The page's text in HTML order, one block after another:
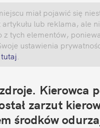
miał pojawić się
artykułu lub reklama, ale
z tych elementów,
ustawienia
tutaj.
Kierowca
zarzut
środków